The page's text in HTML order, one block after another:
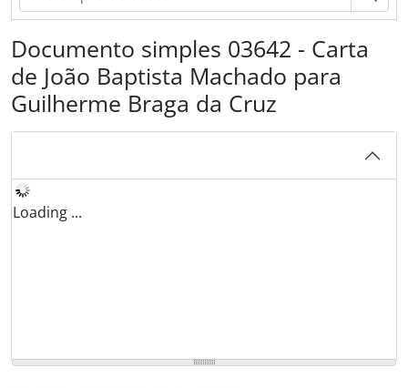
Documento simples 03642 - Carta
de João Baptista Machado para
Guilherme Braga da Cruz
Loading ...